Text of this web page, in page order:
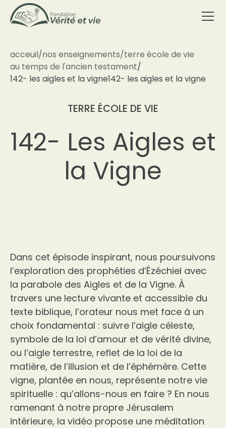
acceuil/nos enseignements/terre école de vie
au temps de l'ancien testament/
142- les aigles et la vigne142- les aigles et la vigne
TERRE ÉCOLE DE VIE
142- Les Aigles et
la Vigne
Dans cet épisode inspirant, nous poursuivons
l’exploration des prophéties d’Ézéchiel avec
la parabole des Aigles et de la Vigne. À
travers une lecture vivante et accessible du
texte biblique, l’orateur nous met face à un
choix fondamental : suivre l’aigle céleste,
symbole de la loi d’amour et de vérité divine,
ou l’aigle terrestre, reflet de la loi de la
matière, de l’illusion et de l’éphémère. Cette
vigne, plantée en nous, représente notre vie
spirituelle : qu’allons-nous en faire ? En nous
ramenant à notre propre Jérusalem
intérieure, la vidéo propose une méditation